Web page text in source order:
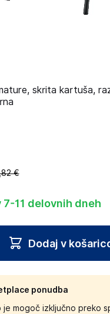
skrita kartuša,
€
7-11 delovnih dneh
Dodaj v
ponudba
je mogoč izključno preko